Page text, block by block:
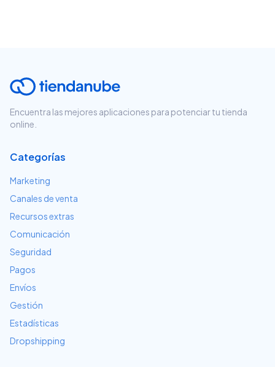
Encuentra las mejores aplicaciones para potenciar tu tienda
online.
Categorías
Marketing
Canales de venta
Recursos extras
Comunicación
Seguridad
Pagos
Envíos
Gestión
Estadísticas
Dropshipping